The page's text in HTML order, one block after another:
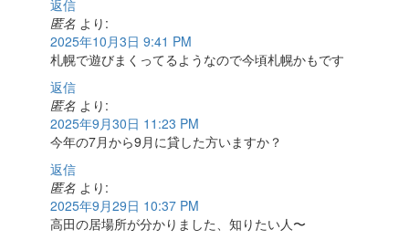
返信
匿名 より:
2025年10月3日 9:41 PM
札幌で遊びまくってるようなので今頃札幌かもです
返信
匿名 より:
2025年9月30日 11:23 PM
今年の7月から9月に貸した方いますか？
返信
匿名 より:
2025年9月29日 10:37 PM
高田の居場所が分かりました、知りたい人〜